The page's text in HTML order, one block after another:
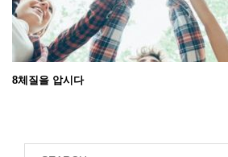
8체질을 압시다